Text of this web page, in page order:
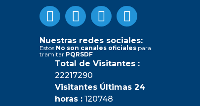
Nuestras redes sociales:
Estos No son canales oficiales para
tramitar PQRSDF
Total de Visitantes :
22217290
Visitantes Últimas 24
horas : 120748